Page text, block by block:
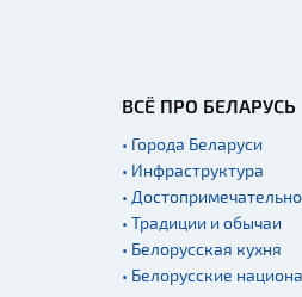
ВСЁ ПРО БЕЛАРУСЬ
• Города Беларуси
• Инфраструктура
•
• Традиции и обычаи
• Белорусская кухня
• Белорусские